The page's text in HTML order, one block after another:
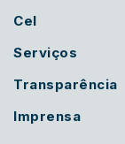
Cel
Serviços
Transparência
Imprensa